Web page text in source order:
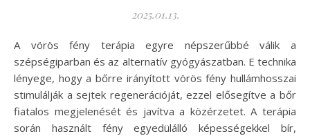
2025.01.13.
A vörös fény terápia egyre népszerűbbé válik a
szépségiparban és az alternatív gyógyászatban. E technika
lényege, hogy a bőrre irányított vörös fény hullámhosszai
stimulálják a sejtek regenerációját, ezzel elősegítve a bőr
fiatalos megjelenését és javítva a közérzetet. A terápia
során használt fény egyedülálló képességekkel bír,